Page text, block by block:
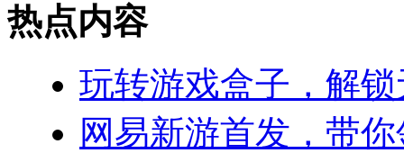
热点内容
玩转游戏盒子，解
网易新游首发，带